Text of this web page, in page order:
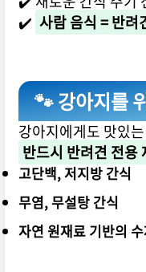
✔️ 사람 음식 = 반려
🐾 강아지를
강아지에게도 맛있
반드시 반려견 전용
고단백, 저지방 간식
무염, 무설탕 간식
자연 원재료 기반의